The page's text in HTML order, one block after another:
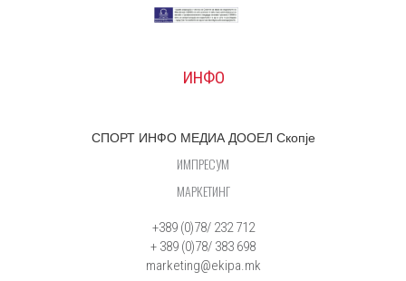
ИНФО
СПОРТ ИНФО МЕДИА ДООЕЛ Скопје
ИМПРЕСУМ
МАРКЕТИНГ
+389 (0)78/ 232 712
+ 389 (0)78/ 383 698
marketing@ekipa.mk